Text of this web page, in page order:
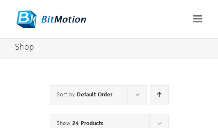
content
Shop
Sort by Default Order
Show 24 Products